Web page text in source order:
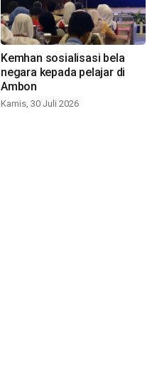
Kemhan sosialisasi bela
negara kepada pelajar di
Ambon
Kamis, 30 Juli 2026